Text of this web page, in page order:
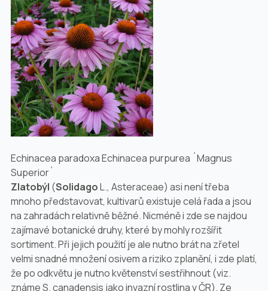
Echinacea paradoxa Echinacea purpurea ´Magnus
Superior´
Zlatobýl (SolidagoL., Asteraceae) asi není třeba
mnoho představovat, kultivarů existuje celá řada a jsou
na zahradách relativně běžné. Nicméně i zde se najdou
zajímavé botanické druhy, které by mohly rozšířit
sortiment. Při jejich použití je ale nutno brát na zřetel
velmi snadné množení osivem a riziko zplanění, i zde platí,
že po odkvětu je nutno květenství sestřihnout (viz.
známeS. canadensis jako invazní rostlina v ČR). Ze